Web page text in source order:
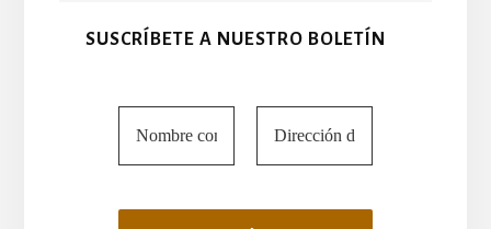
SUSCRÍBETE A NUESTRO BOLETÍN